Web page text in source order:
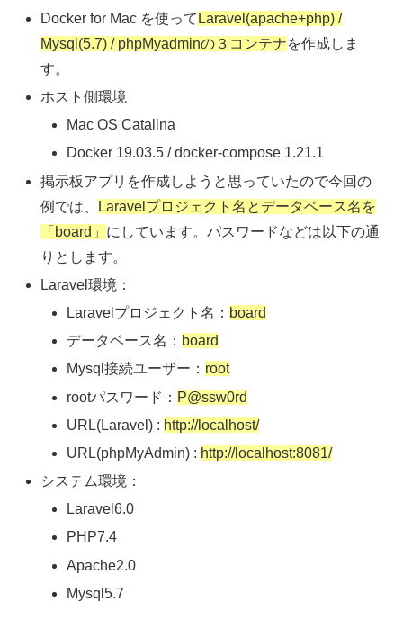
Docker for Mac を使って Laravel(apache+php) /
Mysql(5.7) / phpMyadminの３コンテナを作成しま
す。
ホスト側環境
Mac OS Catalina
Docker 19.03.5 / docker-compose 1.21.1
掲示板アプリを作成しようと思っていたので今回の
例では、
Laravelプロジェクト名とデータベース名を
「board」 にしています。パスワードなどは以下の通
りとします。
Laravel環境：
Laravelプロジェクト名： board
データベース名： board
Mysql接続ユーザー： root
rootパスワード： P@ssw0rd
URL(Laravel) : http://localhost/
URL(phpMyAdmin) : http://localhost:8081/
システム環境：
Laravel6.0
PHP7.4
Apache2.0
Mysql5.7